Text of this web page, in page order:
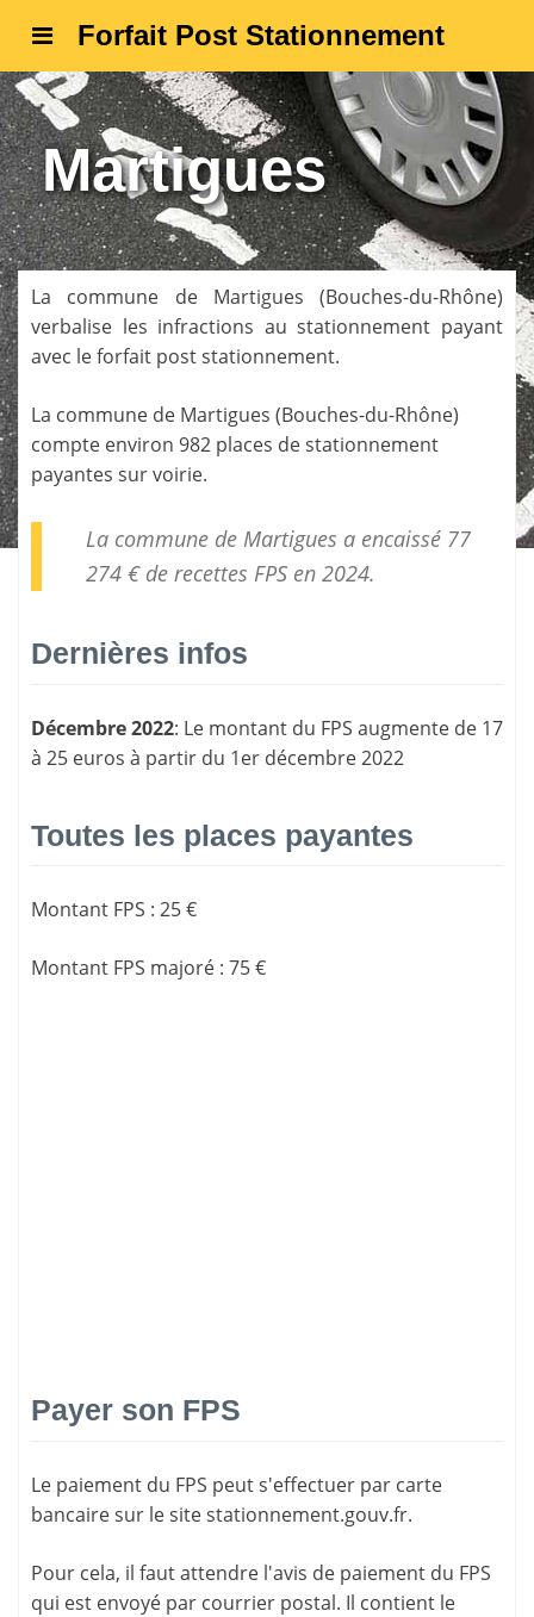
Forfait Post Stationnement
Martigues
La commune de Martigues (Bouches-du-Rhône)
verbalise les infractions au stationnement payant
avec le forfait post stationnement.
La commune de Martigues (Bouches-du-Rhône)
compte environ 982 places de stationnement
payantes sur voirie.
La commune de Martigues a encaissé 77
274 € de recettes FPSen 2024.
Dernières infos
Décembre 2022: Le montant du FPS augmente de 17
à 25 euros à partir du 1er décembre 2022
Toutes les places payantes
Montant FPS : 25 €
Montant FPS majoré : 75 €
Payer son FPS
Le paiement du FPS peut s'effectuer par carte
bancaire sur le sitestationnement.gouv.fr.
Pour cela, il faut attendre l'avis de paiement du FPS
qui est envoyé par courrier postal. Il contient le